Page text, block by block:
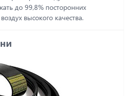
до 99,8% посторонних
высокого качества.